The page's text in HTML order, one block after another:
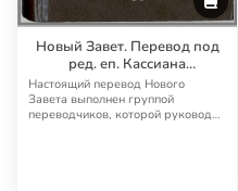
Новый Завет. Перевод под
ред. еп. Кассиана
(Безобразова)
Настоящий перевод Нового
Завета выполнен группой
переводчиков, которой руководил